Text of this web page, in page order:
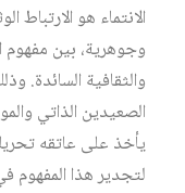
الانتماء هو
وجوهرية، بين مفهوم
والثقافية السائدة.
الصعيدين الذاتي
يأخذ على عاتقه
لتجدير هذا المفهوم